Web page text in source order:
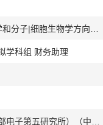
学科组 财务助理